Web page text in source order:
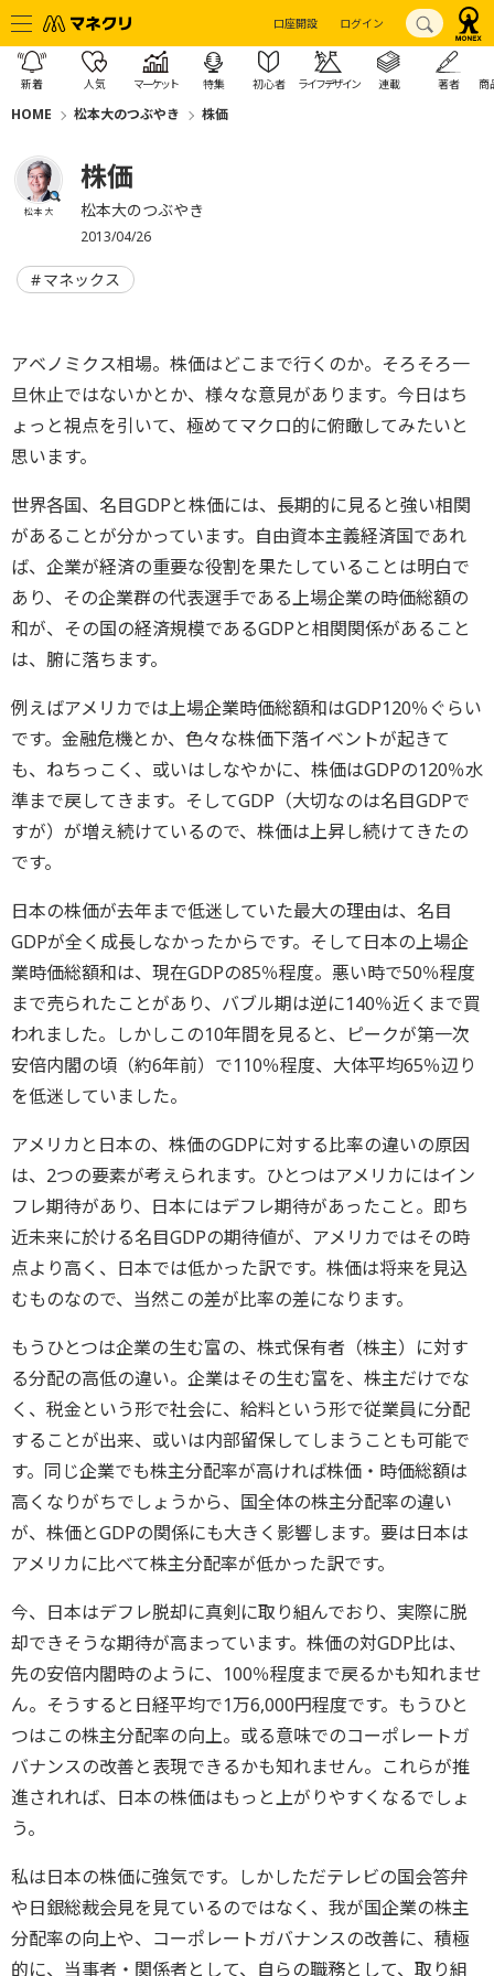
口座開設 ログイン
新着 人気 マーケット 特集 初心者 ライフデザイン 連載 著者 商
HOME 松本大のつぶやき 株価
松本 大
株価
松本大のつぶやき
2013/04/26
マネックス
アベノミクス相場。株価はどこまで行くのか。そろそろ一
旦休止ではないかとか、様々な意見があります。今日はち
ょっと視点を引いて、極めてマクロ的に俯瞰してみたいと
思います。
世界各国、名目GDPと株価には、長期的に見ると強い相関
があることが分かっています。自由資本主義経済国であれ
ば、企業が経済の重要な役割を果たしていることは明白で
あり、その企業群の代表選手である上場企業の時価総額の
和が、その国の経済規模であるGDPと相関関係があること
は、腑に落ちます。
例えばアメリカでは上場企業時価総額和はGDP120％ぐらい
です。金融危機とか、色々な株価下落イベントが起きて
も、ねちっこく、或いはしなやかに、株価はGDPの120％水
準まで戻してきます。そしてGDP（大切なのは名目GDPで
すが）が増え続けているので、株価は上昇し続けてきたの
です。
日本の株価が去年まで低迷していた最大の理由は、名目
GDPが全く成長しなかったからです。そして日本の上場企
業時価総額和は、現在GDPの85％程度。悪い時で50％程度
まで売られたことがあり、バブル期は逆に140％近くまで買
われました。しかしこの10年間を見ると、ピークが第一次
安倍内閣の頃（約6年前）で110％程度、大体平均65％辺り
を低迷していました。
アメリカと日本の、株価のGDPに対する比率の違いの原因
は、2つの要素が考えられます。ひとつはアメリカにはイン
フレ期待があり、日本にはデフレ期待があったこと。即ち
近未来に於ける名目GDPの期待値が、アメリカではその時
点より高く、日本では低かった訳です。株価は将来を見込
むものなので、当然この差が比率の差になります。
もうひとつは企業の生む富の、株式保有者（株主）に対す
る分配の高低の違い。企業はその生む富を、株主だけでな
く、税金という形で社会に、給料という形で従業員に分配
することが出来、或いは内部留保してしまうことも可能で
す。同じ企業でも株主分配率が高ければ株価・時価総額は
高くなりがちでしょうから、国全体の株主分配率の違い
が、株価とGDPの関係にも大きく影響します。要は日本は
アメリカに比べて株主分配率が低かった訳です。
今、日本はデフレ脱却に真剣に取り組んでおり、実際に脱
却できそうな期待が高まっています。株価の対GDP比は、
先の安倍内閣時のように、100％程度まで戻るかも知れませ
ん。そうすると日経平均で1万6,000円程度です。もうひと
つはこの株主分配率の向上。或る意味でのコーポレートガ
バナンスの改善と表現できるかも知れません。これらが推
進されれば、日本の株価はもっと上がりやすくなるでしょ
う。
私は日本の株価に強気です。しかしただテレビの国会答弁
や日銀総裁会見を見ているのではなく、我が国企業の株主
分配率の向上や、コーポレートガバナンスの改善に、積極
的に、当事者・関係者として、自らの職務として、取り組